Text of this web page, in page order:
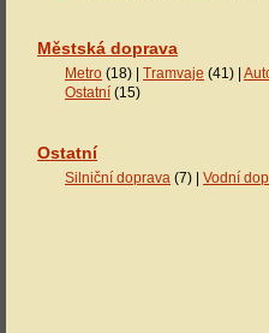
Městská doprava
Metro (18) | Tramvaje (41) |
Ostatní (15)
Ostatní
Silniční doprava (7) | Vodní